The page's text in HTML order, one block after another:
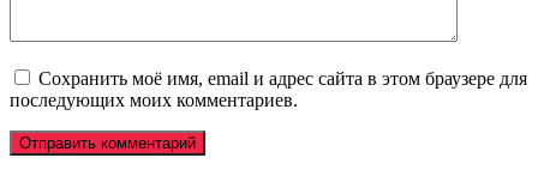
Сохранить моё имя, email и адрес сайта в этом браузере для
последующих моих комментариев.